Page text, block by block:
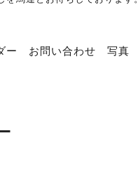
ー お問い合わせ 写真